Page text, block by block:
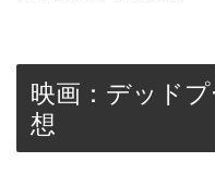
映画：デッド
想